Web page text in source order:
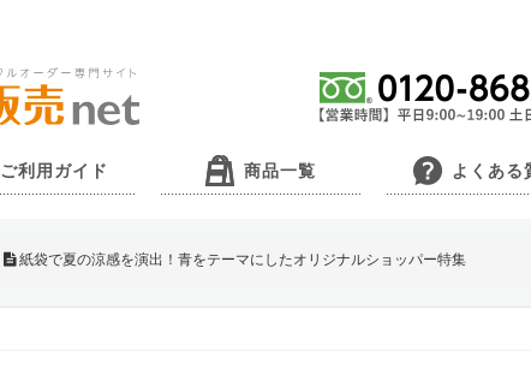
ご利用ガイド 商品一覧 よくある
紙袋で夏の涼感を演出！青をテーマにしたオリジナルショッパー特集